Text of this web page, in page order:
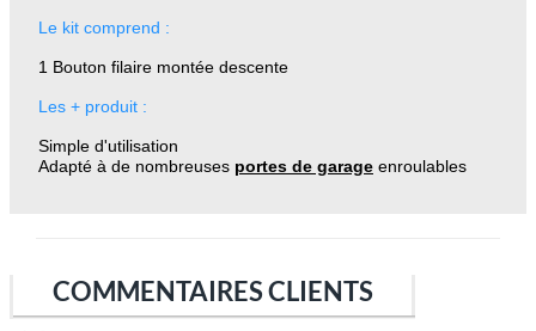
Le kit comprend :
1 Bouton filaire montée descente
Les + produit :
Simple d'utilisation
Adapté à de nombreuses portes de garage enroulables
COMMENTAIRES CLIENTS